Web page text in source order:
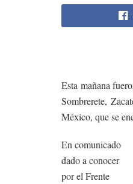
Esta mañana
Sombrerete,
México, que se
En comunicado
dado a conocer
por el Frente